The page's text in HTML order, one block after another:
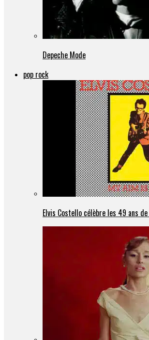
Depeche Mode
pop rock
Elvis Costello célèbre les 49 ans